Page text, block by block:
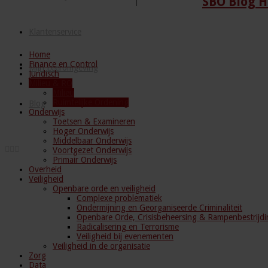
Mijn Leeromgeving
Blog
Home
Finance en Control
Juridisch
Onderwijs
Toetsen & Examineren
Hoger Onderwijs
Middelbaar Onderwijs
Voortgezet Onderwijs
Primair Onderwijs
Overheid
Veiligheid
Openbare orde en veiligheid
Complexe problematiek
Ondermijning en Georganiseerde Criminaliteit
Openbare Orde, Crisisbeheersing &
Radicalisering en Terrorisme
Veiligheid bij evenementen
Veiligheid in de organisatie
Zorg
Data